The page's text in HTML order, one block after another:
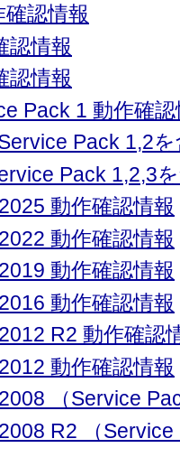
確認情報
認情報
認情報
Pack 1 動作確
Service Pack 1,2
Pack 1,2,3
2025 動作確認情報
2022 動作確認情報
2019 動作確認情報
2016 動作確認情報
2012 R2 動作確認
2012 動作確認情報
2008 （Service
2008 R2 （